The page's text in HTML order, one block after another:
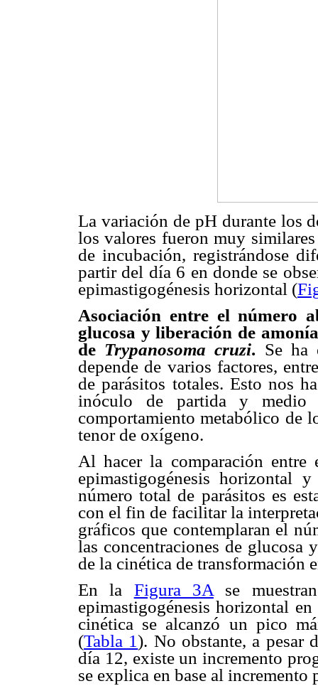
La variación de pH durante los
los valores fueron muy
de incubación, registrándose
partir del día 6 en donde se
epimastigogénesis horizontal (
Asociación entre el número
glucosa y liberación de
de Trypanosoma cruzi. Se ha
depende de varios factores,
de parásitos totales. Esto nos
inóculo de partida y medio
comportamiento metabólico de
tenor de oxígeno.
Al hacer la comparación
epimastigogénesis horizontal
número total de parásitos es
con el fin de facilitar la
gráficos que contemplaran el
las concentraciones de glucosa
de la cinética de transformación
En la Figura 3A se
epimastigogénesis horizontal
cinética se alcanzó un pico
(Tabla 1). No obstante, a pesar
día 12, existe un incremento
se explica en base al incremento